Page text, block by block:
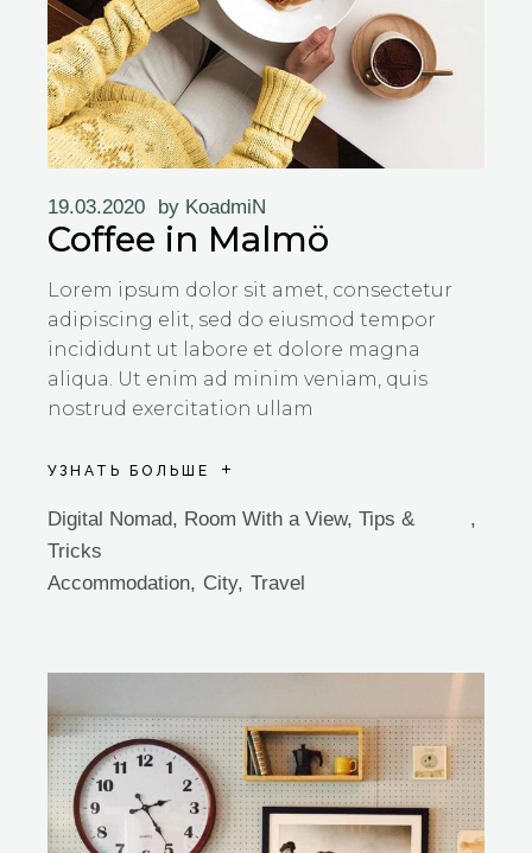
19.03.2020 by KoadmiN
Coffee in Malmö
Lorem ipsum dolor sit amet, consectetur
adipiscing elit, sed do eiusmod tempor
incididunt ut labore et dolore magna
aliqua. Ut enim ad minim veniam, quis
nostrud exercitation ullam
УЗНАТЬ БОЛЬШЕ
Digital Nomad, Room With a View,Tips &
Tricks
Accommodation
City Travel